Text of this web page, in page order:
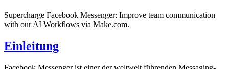
Supercharge Facebook Messenger: Improve team communication
with our AI Workflows via Make.com.
Einleitung